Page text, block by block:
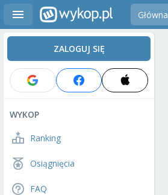
Główna
ZALOGUJ SIĘ
WYKOP
Ranking
Osiągnięcia
FAQ